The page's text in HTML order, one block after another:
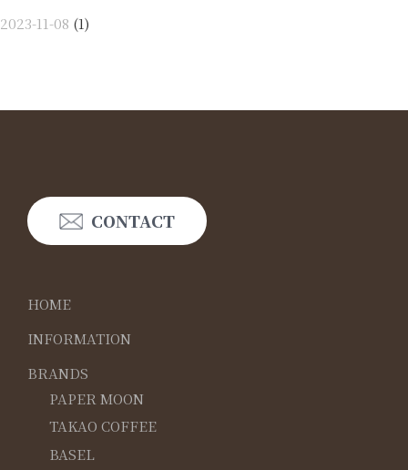
2023-11-08 (1)
CONTACT
HOME
INFORMATION
BRANDS
PAPER MOON
TAKAO COFFEE
BASEL